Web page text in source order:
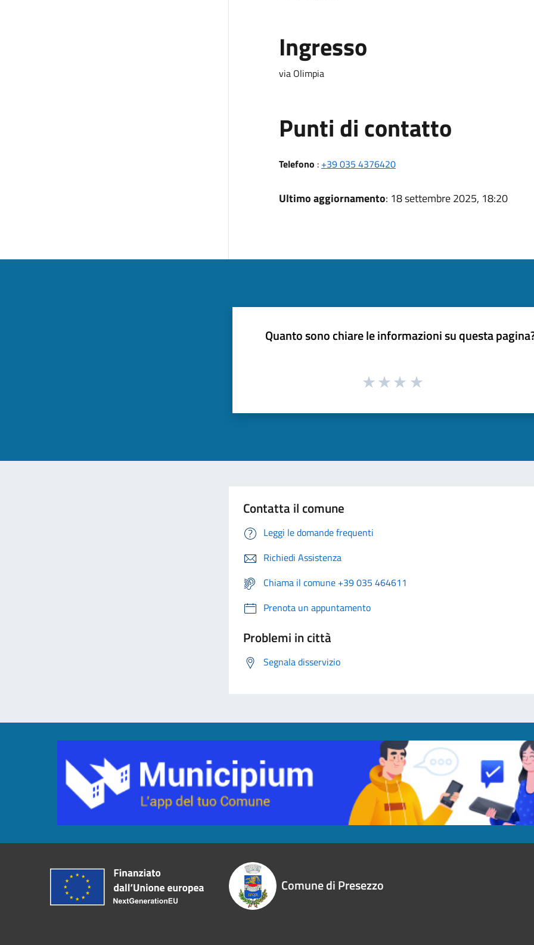
Ingresso
via Olimpia
Punti di contatto
Telefono : +39 035 4376420
Ultimo aggiornamento: 18 settembre 2025, 18:20
Quanto sono chiare le informazioni su questa
Contatta il comune
Leggi le domande frequenti
Richiedi Assistenza
Chiama il comune +39 035 464611
Prenota un appuntamento
Problemi in città
Segnala disservizio
Comune di Presezzo